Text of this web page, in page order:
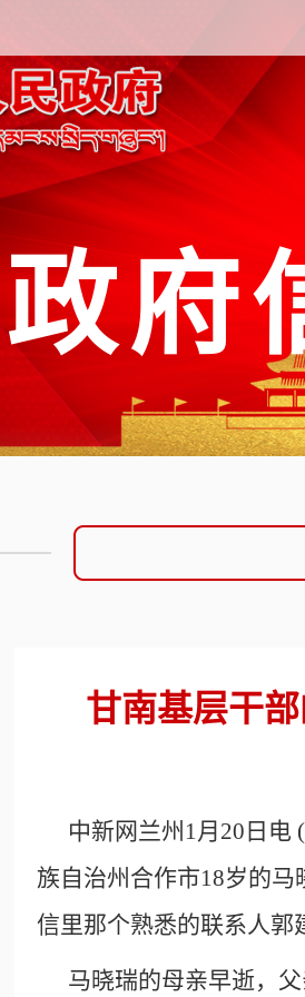
政府
甘南基层干
中新网兰州 1月20日电
族自治州合作市18岁的
信里那个熟悉的联系人郭
马晓瑞的母亲早逝，